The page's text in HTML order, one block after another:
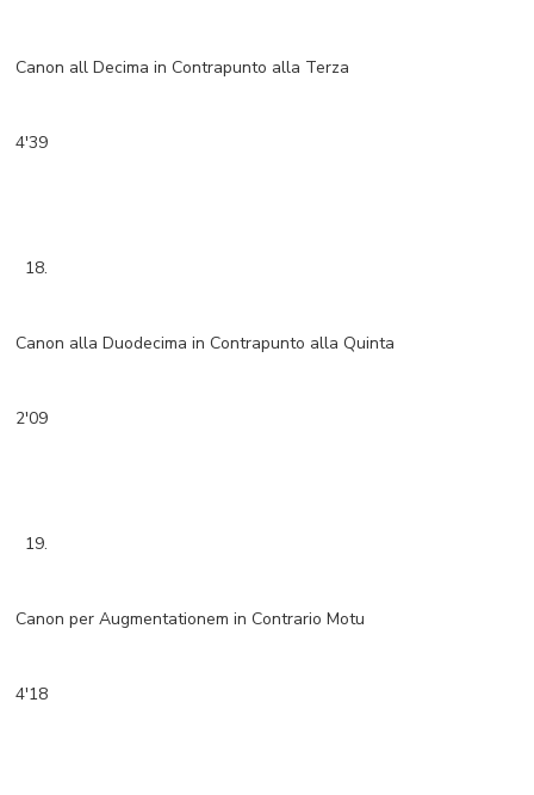
Canon all Decima in Contrapunto alla Terza
4'39
18.
Canon alla Duodecima in Contrapunto alla Quinta
2'09
19.
Canon per Augmentationem in Contrario Motu
4'18